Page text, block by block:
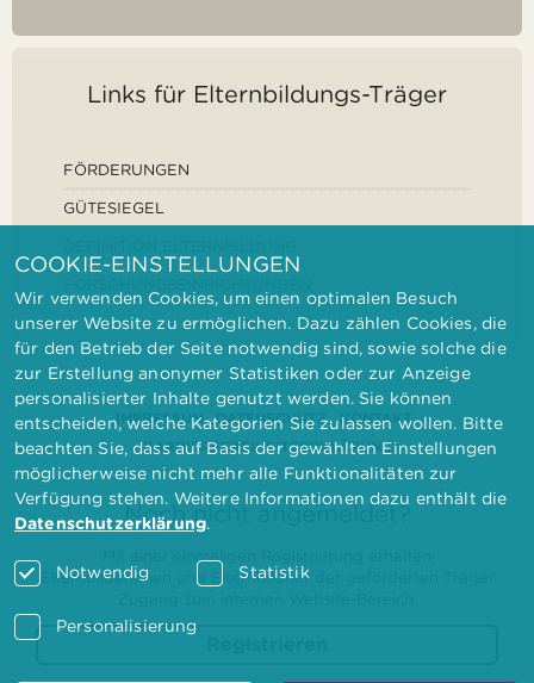
Links für Elternbildungs-Träger
FÖRDERUNGEN
GÜTESIEGEL
IMPRESSUM DATENSCHUTZ
KONTAKT
BARRIEREFREIHEITSERKLÄRUNG
Noch nicht angemeldet?
Elternbilderinnen und Elternbildner der geförderten Träger
COOKIE-EINSTELLUNGEN
Wir verwenden Cookies, um einen optimalen Besuch
unserer Website zu ermöglichen. Dazu zählen Cookies, die
für den Betrieb der Seite notwendig sind, sowie solche die
zur Erstellung anonymer Statistiken oder zur Anzeige
personalisierter Inhalte genutzt werden. Sie können
entscheiden, welche Kategorien Sie zulassen wollen. Bitte
beachten Sie, dass auf Basis der gewählten Einstellungen
möglicherweise nicht mehr alle Funktionalitäten zur
Verfügung stehen. Weitere Informationen dazu enthält die
Datenschutzerklärung.
Notwendig Statistik
Personalisierung